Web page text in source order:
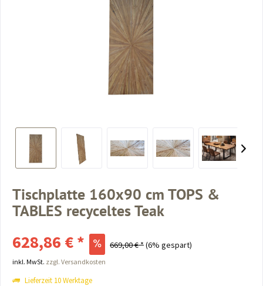
Tischplatte 160x90 cm TOPS &
TABLES recyceltes Teak
628,86 € * 669,00 € *(6% gespart)
inkl. MwSt. zzgl. Versandkosten
Lieferzeit 10 Werktage